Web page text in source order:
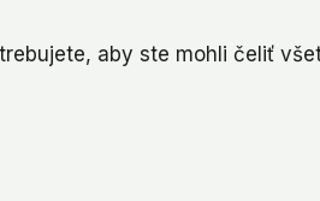
aby ste mohli čeliť